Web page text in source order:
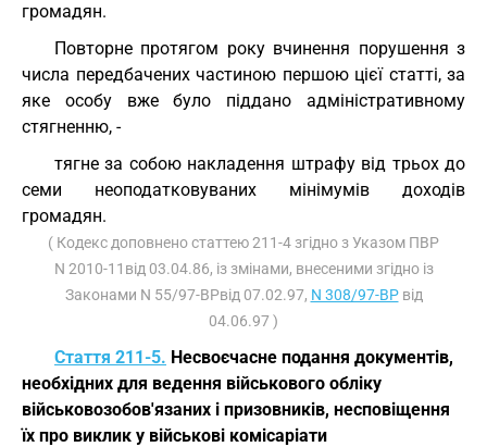
громадян.
Повторне протягом року вчинення порушення з
числа передбачених частиною першою цієї статті, за
яке особу вже було піддано адміністративному
стягненню, -
тягне за собою накладення штрафу від трьох до
семи неоподатковуваних мінімумів доходів
громадян.
( Кодекс доповнено статтею 211-4 згідно з Указом ПВР
N 2010-11від 03.04.86, із змінами, внесеними згідно із
Законами N 55/97-ВРвід 07.02.97, N 308/97-ВРвід
04.06.97 )
Стаття 211-5. Несвоєчасне подання документів,
необхідних для ведення військового обліку
військовозобов'язаних і призовників, несповіщення
їх про виклик у військові комісаріати